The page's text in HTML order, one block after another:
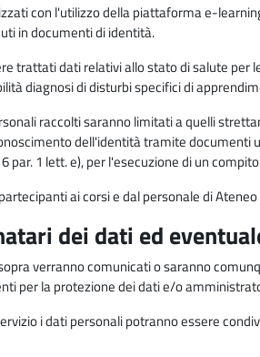
con l'utilizzo della piattaforma e-
in documenti di identità.
trattati dati relativi allo stato di salute per
diagnosi di disturbi specifici di
raccolti saranno limitati a quelli
dell'identità tramite
par. 1 lett. e), per l'esecuzione di un
ai corsi e dal personale di
dei dati ed
verranno comunicati o saranno
per la protezione dei dati e/o
i dati personali potranno essere